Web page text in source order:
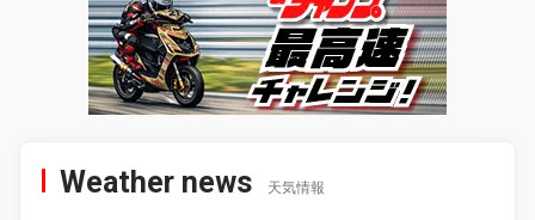
Weather news 天気情報